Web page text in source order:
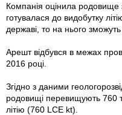
Компанія оцінила
готувалася до видобутку
державі, то на нього
Арешт відбувся в межах
2016 році.
Згідно з даними
родовищі перевищують 760
літію (760 LCE kt).